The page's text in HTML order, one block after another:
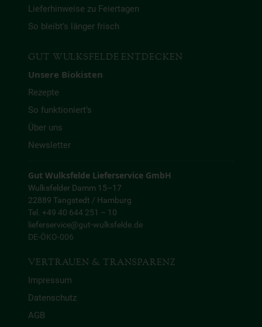
Lieferhinweise zu Feiertagen
So bleibt’s länger frisch
GUT WULKSFELDE ENTDECKEN
Unsere Biokisten
Rezepte
So funktioniert’s
Über uns
Newsletter
Gut Wulksfelde Lieferservice GmbH
Wulksfelder Damm 15–17
22889 Tangstedt / Hamburg
Tel. +49 40 644 251 – 10
lieferservice@gut-wulksfelde.de
DE-ÖKO-006
VERTRAUEN & TRANSPARENZ
Impressum
Datenschutz
AGB